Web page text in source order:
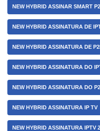
NEW HYBRID ASSINAR SMART
NEW HYBRID ASSINATURA DE
NEW HYBRID ASSINATURA DE
NEW HYBRID ASSINATURA DO
NEW HYBRID ASSINATURA DO
NEW HYBRID ASSINATURA IP TV
NEW HYBRID ASSINATURA IPTV